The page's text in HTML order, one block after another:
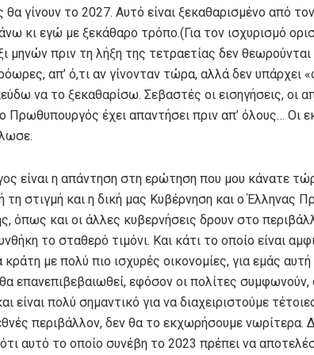
θα γίνουν το 2027. Αυτό είναι ξεκαθαρισμένο από
κι εγώ με ξεκάθαρο τρόπο.(Για τον ισχυρισμό
μηνών πριν τη λήξη της τετραετίας δεν
απ’ ό,τι αν γίνονταν τώρα, αλλά δεν υπάρχει
να το ξεκαθαρίσω. Σεβαστές οι εισηγήσεις, οι
Πρωθυπουργός έχει απαντήσει πριν απ’ όλους… Οι
είναι η απάντηση στη ερώτηση που μου κάνατε
τη στιγμή και η δική μας Κυβέρνηση και ο Έλληνας
όπως και οι άλλες κυβερνήσεις δρουν στο
το σταθερό τιμόνι. Και κάτι το οποίο είναι
με πολύ πιο ισχυρές οικονομίες, για εμάς αυτή
επανεπιβεβαιωθεί, εφόσον οι πολίτες συμφωνούν,
είναι πολύ σημαντικό για να διαχειριστούμε
περιβάλλον, δεν θα το εκχωρήσουμε νωρίτερα.
αυτό το οποίο συνέβη το 2023 πρέπει να